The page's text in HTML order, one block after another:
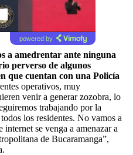
powered by
a amedrentar ante ninguna
perverso de algunos
que cuentan con una Policía
operativos, muy
venir a generar zozobra, lo
trabajando por la
los residentes. No vamos a
se venga a amenazar a
de Bucaramanga”,